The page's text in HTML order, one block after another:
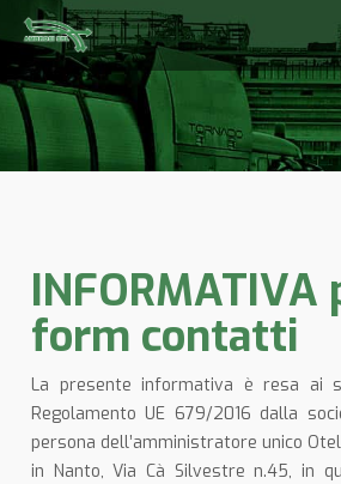
INFORMATIVA
form contatti
La presente informativa è resa ai
Regolamento UE 679/2016 dalla
persona dell’amministratore unico
in Nanto, Via Cà Silvestre n.45, in